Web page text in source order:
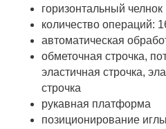
горизонтальный челнок
количество операций:
автоматическая
обметочная строчка,
эластичная строчка,
строчка
рукавная платформа
позиционирование иглы